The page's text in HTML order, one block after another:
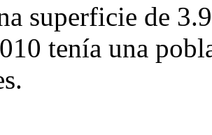
superficie de
tenía una